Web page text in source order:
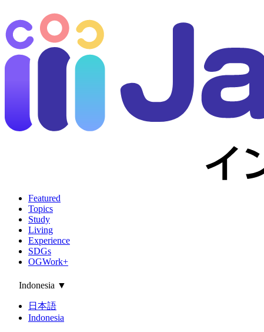
Featured
Topics
Study
Living
Experience
SDGs
OGWork+
Indonesia ▼
日本語
Indonesia